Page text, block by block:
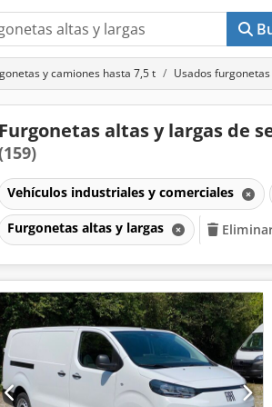
y camiones hasta 7,5 t Usados
Furgonetas altas y largas de
Vehículos industriales y comerciales
Furgonetas altas y largas